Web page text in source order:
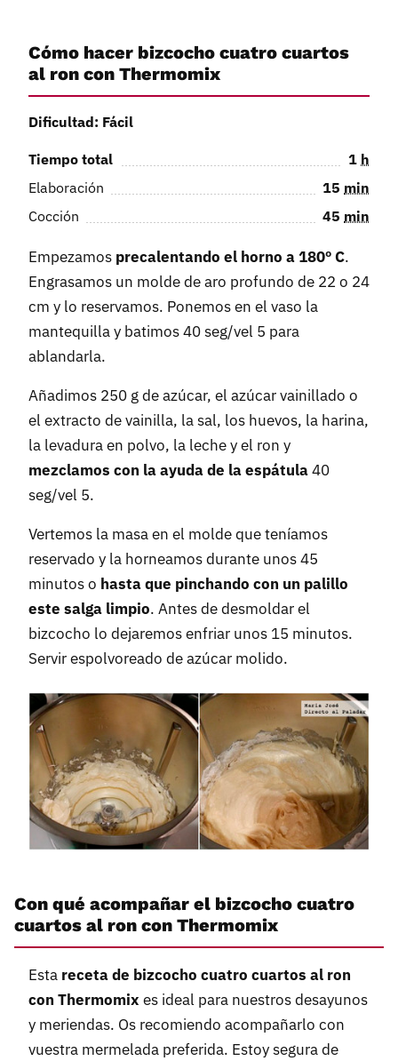
Cómo hacer bizcocho cuatro cuartos
al ron con Thermomix
Dificultad: Fácil
Tiempo total 1 h
Elaboración
15 min
Cocción
45 min
Empezamos precalentando el horno a 180º C.
Engrasamos un molde de aro profundo de 22 o 24
cm y lo reservamos. Ponemos en el vaso la
mantequilla y batimos 40 seg/vel 5 para
ablandarla.
Añadimos 250 g de azúcar, el azúcar vainillado o
el extracto de vainilla, la sal, los huevos, la harina,
la levadura en polvo, la leche y el ron y
mezclamos con la ayuda de la espátula40
seg/vel 5.
Vertemos la masa en el molde que teníamos
reservado y la horneamos durante unos 45
minutos o hasta que pinchando con un palillo
este salga limpio. Antes de desmoldar el
bizcocho lo dejaremos enfriar unos 15 minutos.
Servir espolvoreado de azúcar molido.
Con qué acompañar el bizcocho cuatro
cuartos al ron con Thermomix
Esta receta de bizcocho cuatro cuartos al ron
con Thermomix es ideal para nuestros desayunos
y meriendas. Os recomiendo acompañarlo con
vuestra mermelada preferida. Estoy segura de